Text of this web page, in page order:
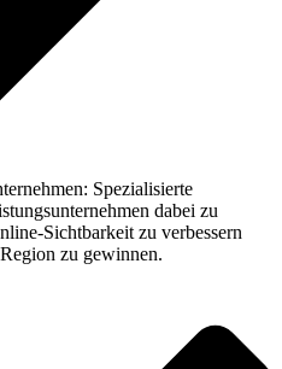
Spezialisierte
dabei zu
Sichtbarkeit zu verbessern
zu gewinnen.